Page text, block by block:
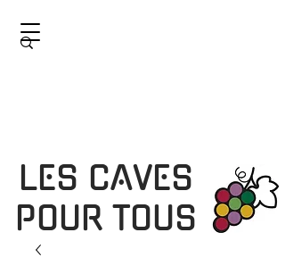
LES CAVES
POUR TOUS